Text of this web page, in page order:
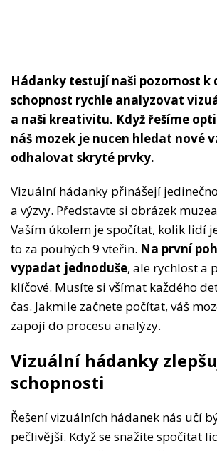
Hádanky testují naši pozornost k
schopnost rychle analyzovat
a naši kreativitu. Když řešíme
náš mozek je nucen hledat nové
odhalovat skryté prvky.
Vizuální hádanky přinášejí
a výzvy. Představte si obrázek
Vaším úkolem je spočítat, kolik lidí
to za pouhých 9 vteřin. Na první
vypadat jednoduše, ale rychlost a
klíčové. Musíte si všímat každého
čas. Jakmile začnete počítat, váš
zapojí do procesu analýzy.
Vizuální hádanky
schopnosti
Řešení vizuálních hádanek nás učí
pečlivější. Když se snažíte spočítat